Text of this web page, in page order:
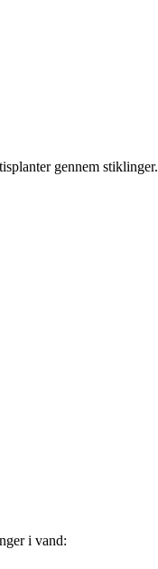
gennem stiklinger.
i vand: